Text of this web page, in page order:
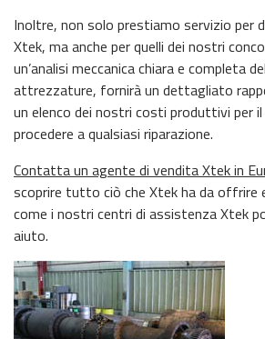
Inoltre, non solo prestiamo servizio per
Xtek, ma anche per quelli dei nostri
un’analisi meccanica chiara e completa
attrezzature, fornirà un dettagliato
un elenco dei nostri costi produttivi per
procedere a qualsiasi riparazione.
Contatta un agente di vendita Xtek in
scoprire tutto ciò che Xtek ha da offrire
come i nostri centri di assistenza Xtek
aiuto.